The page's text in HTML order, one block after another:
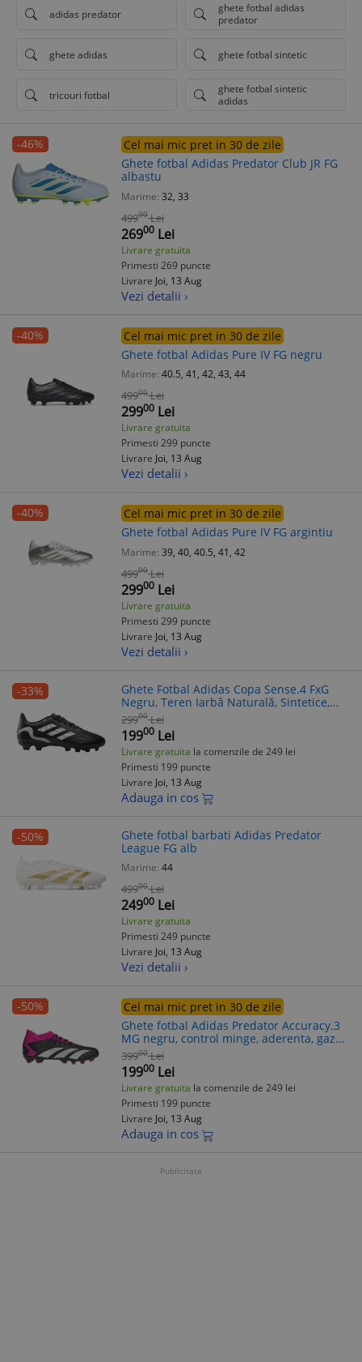
adidas predator
ghete fotbal adidas
predator
ghete adidas ghete fotbal sintetic
tricouri fotbal
ghete fotbal sintetic
adidas
-46%
Cel mai mic pret in 30 de zile
Ghete fotbal Adidas Predator Club JR FG
albastu
Marime: 32, 33
49900 Lei
26900 Lei
Livrare gratuita
Primesti 269 puncte
Livrare Joi, 13 Aug
Vezi detalii ›
-40%
Cel mai mic pret in 30 de zile
Ghete fotbal Adidas Pure IV FG negru
Marime: 40.5, 41, 42, 43, 44
49900 Lei
29900 Lei
Livrare gratuita
Primesti 299 puncte
Livrare Joi, 13 Aug
Vezi detalii ›
-40%
Cel mai mic pret in 30 de zile
Ghete fotbal Adidas Pure IV FG argintiu
Marime: 39, 40, 40.5, 41, 42
49900 Lei
29900 Lei
Livrare gratuita
Primesti 299 puncte
Livrare Joi, 13 Aug
Vezi detalii ›
-33%
Ghete Fotbal Adidas Copa Sense.4 FxG
Negru, Teren Iarbă Naturală, Sintetice,
Crampoane
29900 Lei
19900 Lei
Livrare gratuita la comenzile de 249 lei
Primesti 199 puncte
Livrare Joi, 13 Aug
Adauga in cos
-50%
Ghete fotbal barbati Adidas Predator
League FG alb
Marime: 44
49900 Lei
24900 Lei
Livrare gratuita
Primesti 249 puncte
Livrare Joi, 13 Aug
Vezi detalii ›
-50%
Cel mai mic pret in 30 de zile
Ghete fotbal Adidas Predator Accuracy.3
MG negru, control minge, aderenta, gazon
natural si sintetic
39900 Lei
19900 Lei
Livrare gratuita la comenzile de 249 lei
Primesti 199 puncte
Livrare Joi, 13 Aug
Adauga in cos
Publicitate